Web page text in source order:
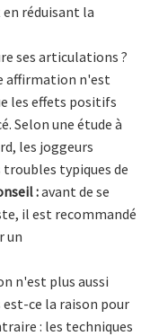
réduisant la
ses articulations ?
affirmation n'est
les effets positifs
Selon une étude à
les joggeurs
troubles typiques de
:avant de se
il est recommandé
un
n'est plus aussi
est-ce la raison pour
: les techniques